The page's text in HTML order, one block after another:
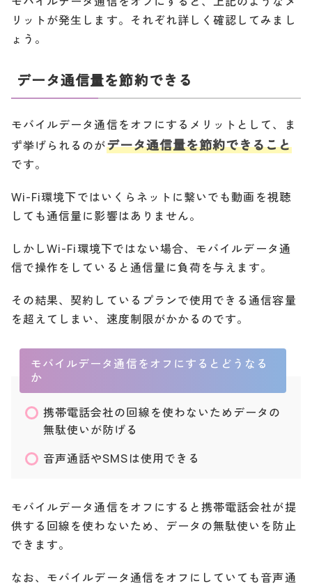
リットが発生します。それぞれ詳しく確認してみまし
ょう。
データ通信量を節約できる
モバイルデータ通信をオフにするメリットとして、ま
ず挙げられるのがデータ通信量を節約できること
です。
Wi-Fi環境下ではいくらネットに繋いでも動画を視聴
しても通信量に影響はありません。
しかしWi-Fi環境下ではない場合、モバイルデータ通
信で操作をしていると通信量に負荷を与えます。
その結果、契約しているプランで使用できる通信容量
を超えてしまい、速度制限がかかるのです。
モバイルデータ通信をオフにするとどうなる
か
携帯電話会社の回線を使わないためデータの
無駄使いが防げる
音声通話やSMSは使用できる
モバイルデータ通信をオフにすると携帯電話会社が提
供する回線を使わないため、データの無駄使いを防止
できます。
なお、モバイルデータ通信をオフにしていても音声通